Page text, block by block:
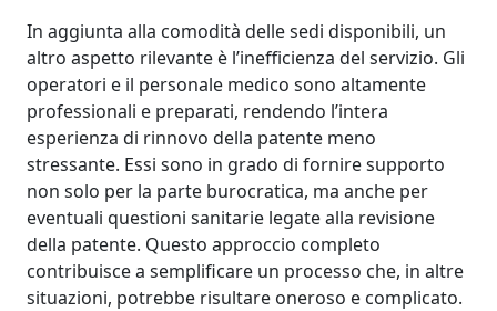
In aggiunta alla comodità delle sedi disponibili, un
altro aspetto rilevante è l’inefficienza del servizio. Gli
operatori e il personale medico sono altamente
professionali e preparati, rendendo l’intera
esperienza di rinnovo della patente meno
stressante. Essi sono in grado di fornire supporto
non solo per la parte burocratica, ma anche per
eventuali questioni sanitarie legate alla revisione
della patente. Questo approccio completo
contribuisce a semplificare un processo che, in altre
situazioni, potrebbe risultare oneroso e complicato.